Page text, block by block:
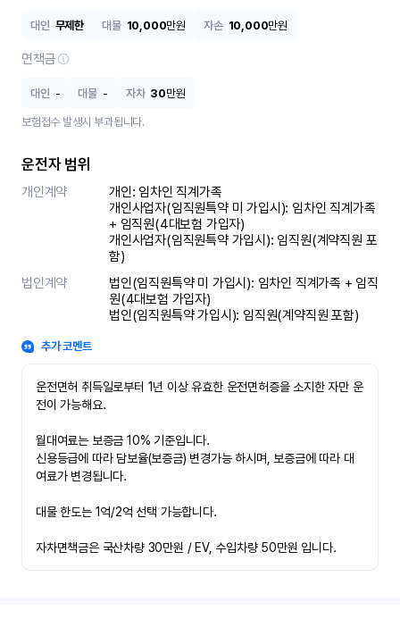
대인 무제한 대물 10,000만원 자손 10,000만원
면책금
대인 - 대물 - 자차 30만원
보험접수 발생시 부과됩니다.
운전자 범위
개인계약
개인: 임차인 직계가족
개인사업자(임직원특약 미 가입시): 임차인 직계가족
+ 임직원(4대보험 가입자)
개인사업자(임직원특약 가입시): 임직원(계약직원 포
함)
법인계약
법인(임직원특약 미 가입시): 임차인 직계가족 + 임직
원(4대보험 가입자)
법인(임직원특약 가입시): 임직원(계약직원 포함)
추가 코멘트
운전면허 취득일로부터 1년 이상 유효한 운전면허증을 소지한 자만 운
전이 가능해요.
월대여료는 보증금 10% 기준입니다.
신용등급에 따라 담보율(보증금) 변경가능 하시며, 보증금에 따라 대
여료가 변경됩니다.
대물 한도는 1억/2억 선택 가능합니다.
자차면책금은 국산차량 30만원 / EV, 수입차량 50만원 입니다.